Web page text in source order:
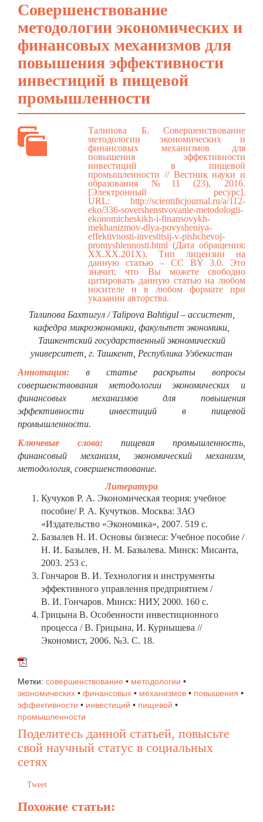
Совершенствование
методологии экономических и
финансовых механизмов для
повышения эффективности
инвестиций в пищевой
промышленности
Талипова Б. Совершенствование
методологии экономических и
финансовых механизмов для
повышения эффективности
инвестиций в пищевой
промышленности // Вестник науки и
образования №11 (23), 2016.
[Электронный ресурс].
URL: http://scientificjournal.ru/a/112-
eko/336-sovershenstvovanie-metodologii-
ekonomicheskikh-i-finansovykh-
mekhanizmov-dlya-povysheniya-
effektivnosti-investitsij-v-pishchevoj-
promyshlennosti.html (Дата обращения:
ХХ.ХХ.201Х). Тип лицензии на
данную статью – CC BY 3.0. Это
значит, что Вы можете свободно
цитировать данную статью на любом
носителе и в любом формате при
указании авторства.
Талипова Бахтигул / Talipova Bahtigul – ассистент,
кафедра микроэкономики, факультет экономики,
Ташкентский государственный экономический
университет, г. Ташкент, Республика Узбекистан
Аннотация: в статье раскрыты вопросы
совершенствования методологии экономических и
финансовых механизмов для повышения
эффективности инвестиций в пищевой
промышленности.
Ключевые слова: пищевая промышленность,
финансовый механизм, экономический механизм,
методология, совершенствование.
Литература
Кучуков Р. А. Экономическая теория: учебное
пособие/ Р. А. Кучутков. Москва: ЗАО
«Издательство «Экономика», 2007. 519 с.
Базылев Н. И. Основы бизнеса: Учебное пособие /
Н. И. Базылев, Н. М. Базылева. Минск: Мисанта,
2003. 253 с.
Гончаров В. И. Технология и инструменты
эффективного управления предприятием /
В. И. Гончаров. Минск: НИУ, 2000. 160 с.
Грицына В. Особенности инвестиционного
процесса / В. Грицына, И. Курнышева //
Экономист, 2006. №3. С. 18.
Метки: совершенствование • методологии •
экономических • финансовых • механизмов • повышения •
эффективности • инвестиций • пищевой •
промышленности
Поделитесь данной статьей, повысьте
свой научный статус в социальных
сетях
Tweet
Похожие статьи: